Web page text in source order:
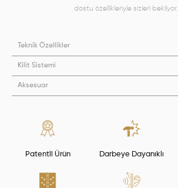
dostu özellikleriyle sizleri bekliyor.
Teknik Özellikler
Kilit Sistemi
Aksesuar
Patentli Ürün Darbeye Dayanıklı